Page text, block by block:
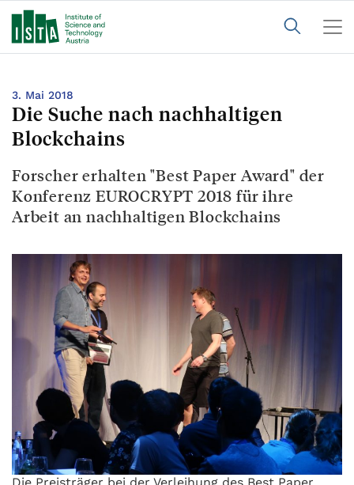
3. Mai 2018
Die Suche nach nachhaltigen
Blockchains
Forscher erhalten "Best Paper Award" der
Konferenz EUROCRYPT 2018 für ihre
Arbeit an nachhaltigen Blockchains